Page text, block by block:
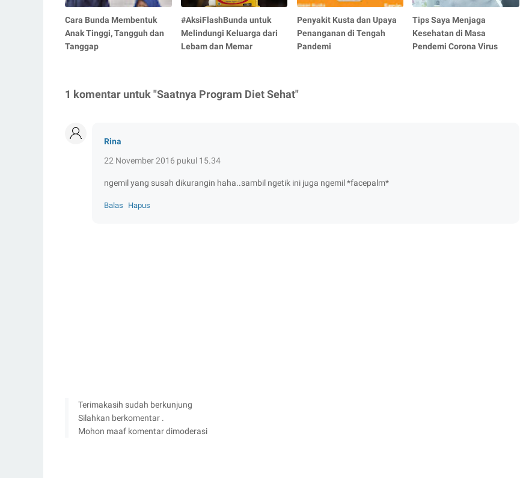
Cara Bunda Membentuk
Anak Tinggi, Tangguh dan
Tanggap
#AksiFlashBunda untuk
Melindungi Keluarga dari
Lebam dan Memar
Penyakit Kusta dan Upaya
Penanganan di Tengah
Pandemi
Tips Saya Menjaga
Kesehatan di Masa
Pendemi Corona Virus
1 komentar untuk "Saatnya Program Diet Sehat"
Rina
22 November 2016 pukul 15.34
ngemil yang susah dikurangin haha..sambil ngetik ini juga ngemil *facepalm*
Balas Hapus
Terimakasih sudah berkunjung
Silahkan berkomentar .
Mohon maaf komentar dimoderasi